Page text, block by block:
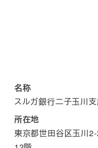
名称
スルガ銀行二子玉川
所在地
東京都世田谷区玉川2-